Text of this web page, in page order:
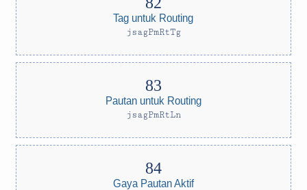
Tag untuk Routing
jsagPmRtTg
Pautan untuk Routing
jsagPmRtLn
Gaya Pautan Aktif